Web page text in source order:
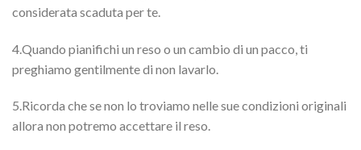
considerata scaduta per te.
4.Quando pianifichi un reso o un cambio di un pacco, ti
preghiamo gentilmente di non lavarlo.
5.Ricorda che se non lo troviamo nelle sue condizioni originali
allora non potremo accettare il reso.